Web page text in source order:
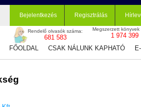
Bejelentkezés Regisztrálás
Rendelő olvasók száma:
681 583
Megszerzett könyvek
1 974 399
FŐOLDAL
CSAK NÁLUNK KAPHATÓ